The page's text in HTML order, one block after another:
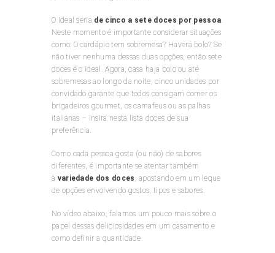
O ideal seria de cinco a sete doces por pessoa.
Neste momento é importante considerar situações
como: O cardápio tem sobremesa? Haverá bolo? Se
não tiver nenhuma dessas duas opções, então sete
doces é o ideal. Agora, casa haja bolo ou até
sobremesas ao longo da noite, cinco unidades por
convidado garante que todos consigam comer os
brigadeiros gourmet, os camafeus ou as palhas
italianas – insira nesta lista doces de sua
preferência.
Como cada pessoa gosta (ou não) de sabores
diferentes, é importante se atentar também
à variedade dos doces , apostando em um leque
de opções envolvendo gostos, tipos e sabores.
No vídeo abaixo, falamos um pouco mais sobre o
papel dessas deliciosidades em um casamento e
como definir a quantidade.